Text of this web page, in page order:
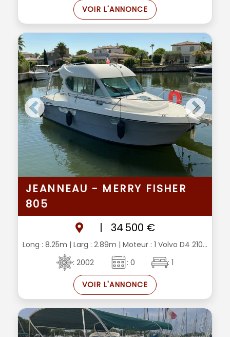
VOIR L'ANNONCE
JEANNEAU - MERRY FISHER
805
|
34 500 €
Long : 8.25m | Larg : 2.89m | Moteur : 1 Volvo D4 210...
: 2002
: 0 : 1
VOIR L'ANNONCE